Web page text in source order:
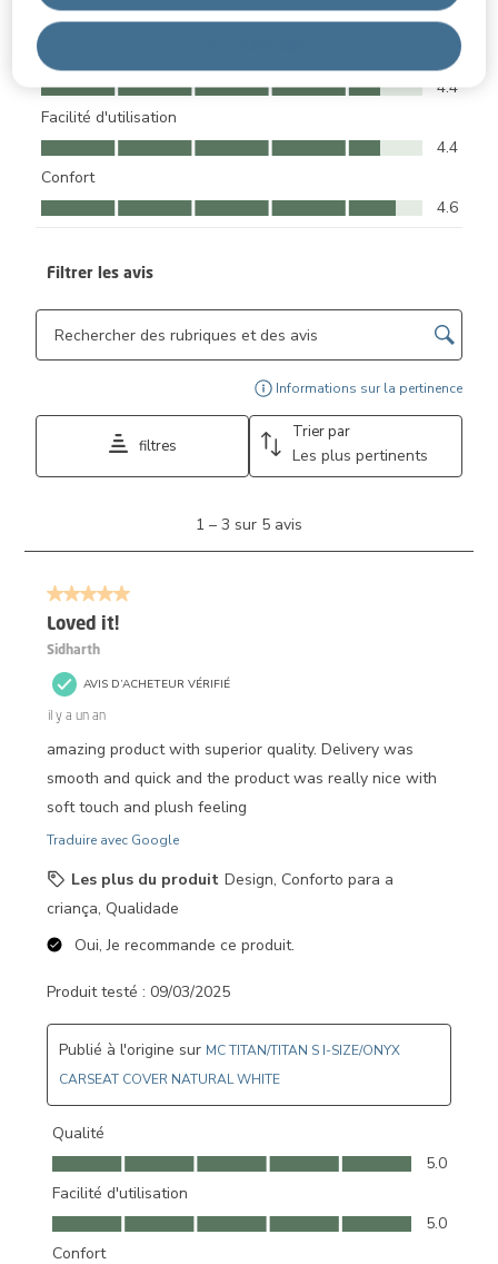
Notes moyennes des clients
Qualité
4.4
Facilité d'utilisation
Facilité d'utilisation, 4.4 sur 5
4.4
Confort
Confort, 4.6 sur 5
4.6
Filtrer les avis
Zone de recherche de sujet et d'avis
Informations sur la pertinence
filtres
Trier par
Les plus pertinents
3
avis.
1 – 3 sur 5 avis
5 sur 5 étoiles.
Loved it!
Sidharth
AVIS D’ACHETEUR VÉRIFIÉ
il y a un an
amazing product with superior quality. Delivery was
smooth and quick and the product was really nice with
soft touch and plush feeling
Traduire avec Google
Les plus du produit Design, Conforto para a
criança, Qualidade
Oui, Je recommande ce produit.
Produit testé : 09/03/2025
Publié à l'origine sur MC TITAN/TITAN S I-SIZE/ONYX
CARSEAT COVER NATURAL WHITE
Qualité
Qualité, 5.0 sur 5
5.0
Facilité d'utilisation
Facilité d'utilisation, 5.0 sur 5
5.0
Confort